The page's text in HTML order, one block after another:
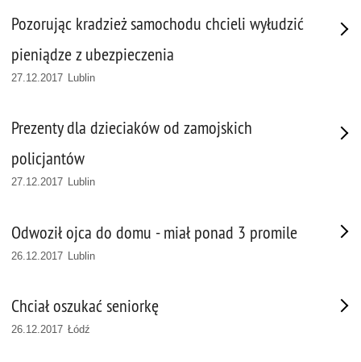
Pozorując kradzież samochodu chcieli wyłudzić
pieniądze z ubezpieczenia
27.12.2017 Lublin
Prezenty dla dzieciaków od zamojskich
policjantów
27.12.2017 Lublin
Odwoził ojca do domu - miał ponad 3 promile
26.12.2017 Lublin
Chciał oszukać seniorkę
26.12.2017 Łódź